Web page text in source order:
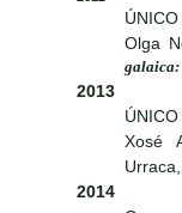
Olga
galaica:
2013
Xosé
2014